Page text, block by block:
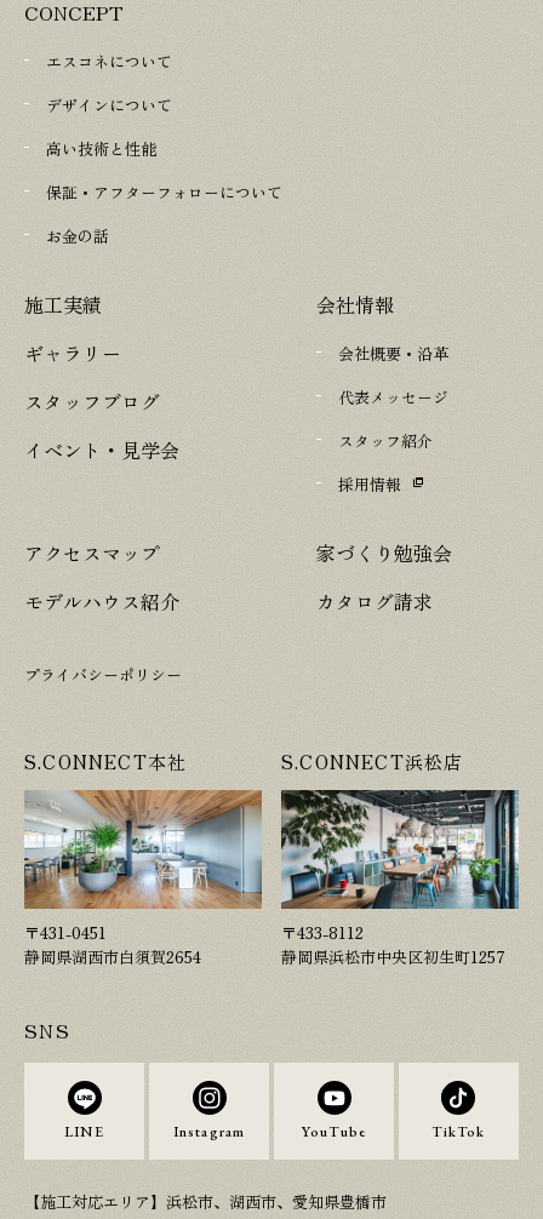
CONCEPT
エスコネについて
デザインについて
高い技術と性能
保証・アフターフォローについて
お金の話
施工実績
ギャラリー
スタッフブログ
イベント・見学会
会社情報
会社概要・沿革
代表メッセージ
スタッフ紹介
採用情報
アクセスマップ
モデルハウス紹介
家づくり勉強会
カタログ請求
プライバシーポリシー
S.CONNECT本社
〒431-0451
静岡県湖西市白須賀2654
S.CONNECT浜松店
〒433-8112
静岡県浜松市中央区初生町1257
SNS
LINE Instagram YouTube TikTok
【施工対応エリア】浜松市、湖西市、愛知県豊橋市